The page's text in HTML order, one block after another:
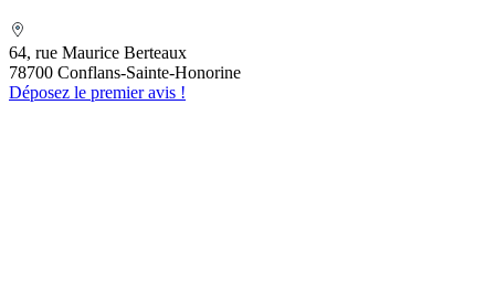
64, rue Maurice Berteaux
78700 Conflans-Sainte-Honorine
Déposez le premier avis !